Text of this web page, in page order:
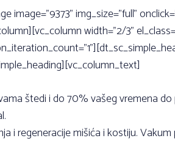
img_size=”full”
width=”2/3”
štedi i do 70% vašeg vremena
i regeneracije mišića i kostiju.